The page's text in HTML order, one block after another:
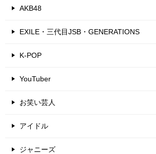
AKB48
EXILE・三代目JSB・GENERATIONS
K-POP
YouTuber
お笑い芸人
アイドル
ジャニーズ